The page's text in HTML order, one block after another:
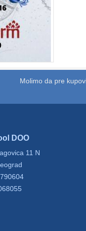
Molimo da pre
DOO
11 N